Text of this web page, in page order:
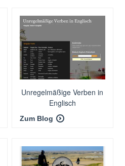
Unregelmäßige Verben in
Englisch
Zum Blog